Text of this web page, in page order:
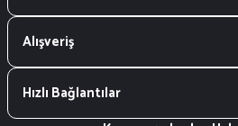
Alışveriş
Hızlı Bağlantılar